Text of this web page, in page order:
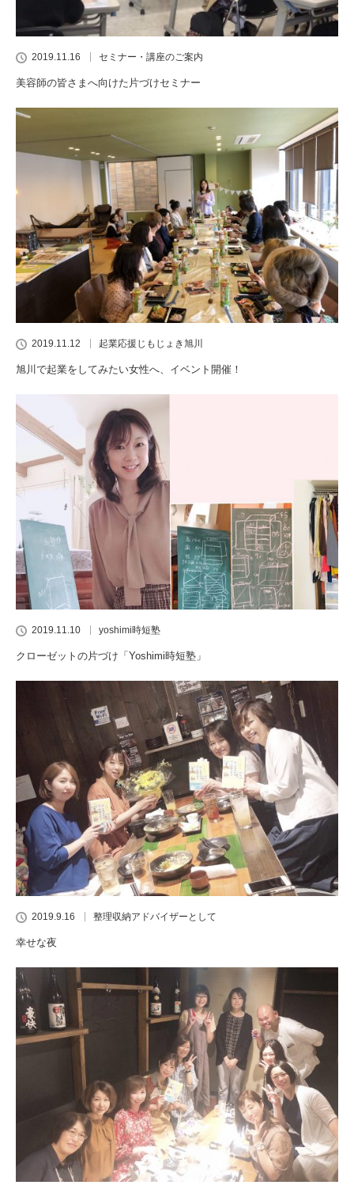
2019.11.16 セミナー・講座のご案内
美容師の皆さまへ向けた片づけセミナー
2019.11.12 起業応援じもじょき旭川
旭川で起業をしてみたい女性へ、イベント開催！
2019.11.10 yoshimi時短塾
クローゼットの片づけ「Yoshimi時短塾」
2019.9.16 整理収納アドバイザーとして
幸せな夜